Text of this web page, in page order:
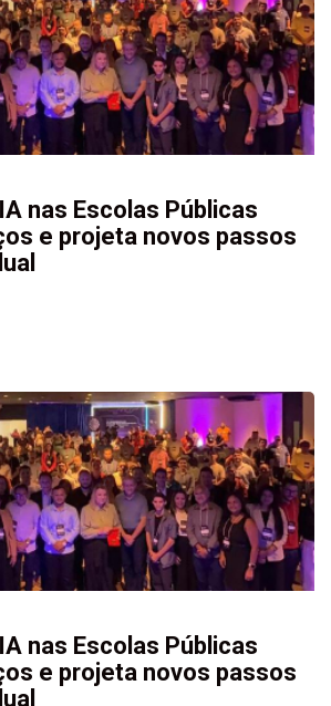
nas Escolas Públicas
e projeta novos passos
nas Escolas Públicas
e projeta novos passos